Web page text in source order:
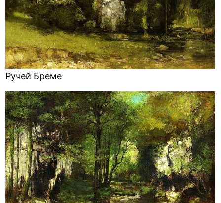
Ручей Бреме